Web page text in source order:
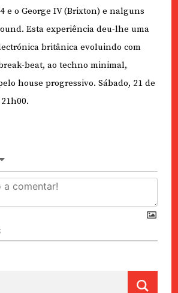
e o George IV (Brixton) e nalguns
Esta experiência deu-lhe uma
britânica evoluindo com
beat, ao techno minimal,
house progressivo. Sábado, 21 de